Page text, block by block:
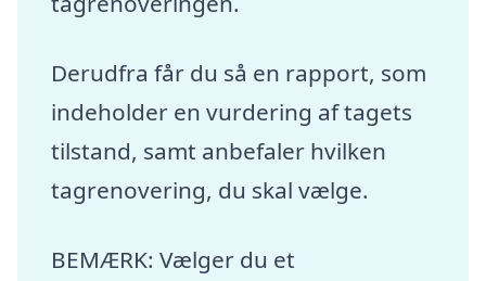
Derudfra får du så en rapport, som
indeholder en vurdering af tagets
tilstand, samt anbefaler hvilken
tagrenovering, du skal vælge.
BEMÆRK: Vælger du et